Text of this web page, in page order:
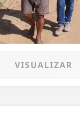
VISUALIZAR